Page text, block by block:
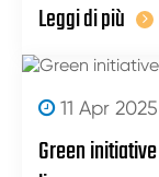
Leggi di più
11 Apr 2025
Green